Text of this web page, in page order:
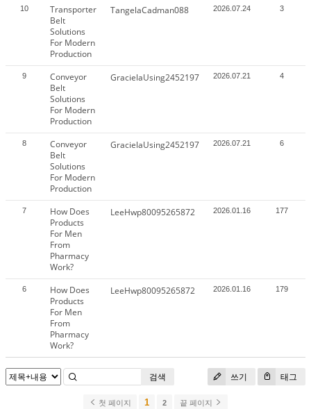
10
Transporter
Belt
Solutions
For Modern
Production
TangelaCadman088 2026.07.24 3
9
Conveyor
Belt
Solutions
For Modern
Production
GracielaUsing2452197 2026.07.21 4
8
Conveyor
Belt
Solutions
For Modern
Production
GracielaUsing2452197 2026.07.21 6
7
How Does
Products
For Men
From
Pharmacy
Work?
LeeHwp80095265872 2026.01.16 177
6
How Does
Products
For Men
From
Pharmacy
Work?
LeeHwp80095265872 2026.01.16 179
쓰기 태그
검색
첫 페이지 1 2 끝 페이지